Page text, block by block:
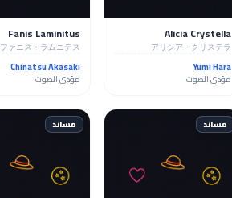
Alicia Crystella
アリシア・クリステラ
Yumi Hara
مؤدي الصوت
Fanis Laminitus
ファニス・ラムニテス
Chinatsu Akasaki
مؤدي الصوت
مساند مساند